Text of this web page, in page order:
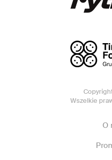
Wszelkie
O